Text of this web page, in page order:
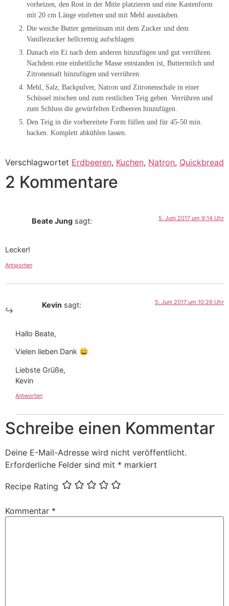
vorheizen, den Rost in der Mitte platzieren und eine Kastenform
mit 20 cm Länge einfetten und mit Mehl ausstäuben.
Die weiche Butter gemeinsam mit dem Zucker und dem
Vanillezucker hellcremig aufschlagen.
Danach ein Ei nach dem anderen hinzufügen und gut verrühren.
Nachdem eine einheitliche Masse entstanden ist, Buttermilch und
Zitronensaft hinzufügen und verrühren.
Mehl, Salz, Backpulver, Natron und Zitronenschale in einer
Schüssel mischen und zum restlichen Teig geben. Verrühren und
zum Schluss die gewürfelten Erdbeeren hinzufügen.
Den Teig in die vorbereitete Form füllen und für 45-50 min.
backen. Komplett abkühlen lassen.
Verschlagwortet Erdbeeren, Kuchen, Natron, Quickbread
2 Kommentare
Beate Jung sagt: 5. Juni 2017 um 9:14 Uhr
Lecker!
Antworten
Kevin sagt: 5. Juni 2017 um 10:26 Uhr
Hallo Beate,
Vielen lieben Dank 😀
Liebste Grüße,
Kevin
Antworten
Schreibe einen Kommentar
Deine E-Mail-Adresse wird nicht veröffentlicht.
Erforderliche Felder sind mit * markiert
Recipe Rating
Kommentar *